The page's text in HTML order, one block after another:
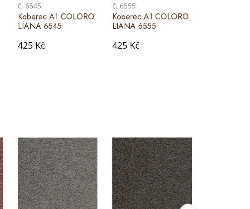
č. 6545
Koberec A1 COLORO
LIANA 6545
425 Kč
č. 6555
Koberec A1 COLORO
LIANA 6555
425 Kč